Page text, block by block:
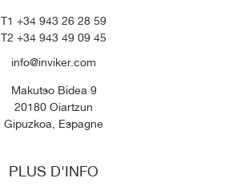
T1 +34 943 26 28 59
T2 +34 943 49 09 45
info@inviker.com
Makutso Bidea 9
20180 Oiartzun
Gipuzkoa, Espagne
PLUS D'INFO